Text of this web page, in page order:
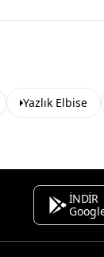
Yazlık Elbise
İNDİR